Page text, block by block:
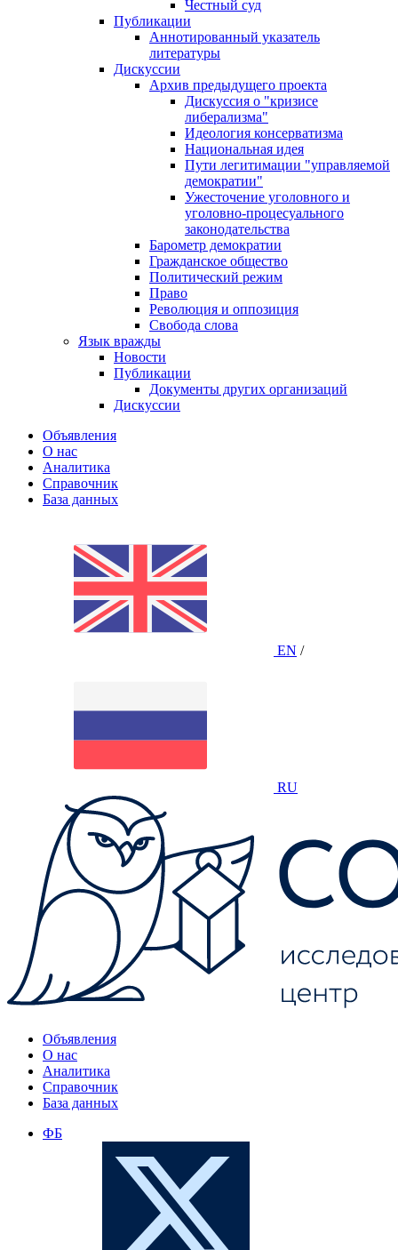
Честный суд
Публикации
Аннотированный указатель
литературы
Дискуссии
Архив предыдущего проекта
Дискуссия о "кризисе
либерализма"
Идеология консерватизма
Национальная идея
Пути легитимации "управляемой
демократии"
Ужесточение уголовного и
уголовно-процесуального
законодательства
Барометр демократии
Гражданское общество
Политический режим
Право
Революция и оппозиция
Свобода слова
Язык вражды
Новости
Публикации
Документы других организаций
Дискуссии
Объявления
О нас
Аналитика
Справочник
База данных
EN /
RU
Объявления
О нас
Аналитика
Справочник
База данных
ФБ